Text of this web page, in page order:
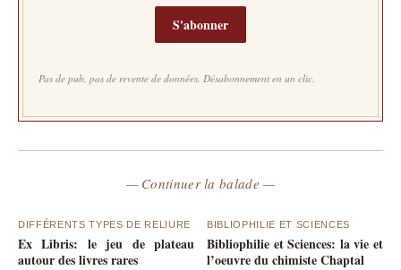
S'abonner
Pas de pub, pas de revente de données. Désabonnement en un clic.
— Continuer la balade —
DIFFÉRENTS TYPES DE RELIURE
Ex Libris: le jeu de plateau
autour des livres rares
BIBLIOPHILIE ET SCIENCES
Bibliophilie et Sciences: la vie et
l’oeuvre du chimiste Chaptal